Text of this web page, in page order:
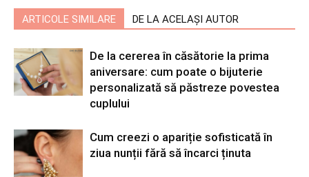
ARTICOLE SIMILARE DE LA ACELAȘI AUTOR
De la cererea în căsătorie la prima
aniversare: cum poate o bijuterie
personalizată să păstreze povestea
cuplului
Cum creezi o apariție sofisticată în
ziua nunții fără să încarci ținuta